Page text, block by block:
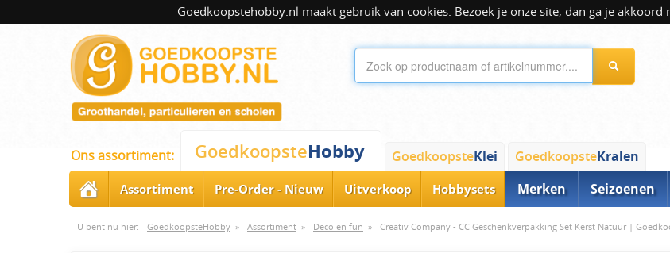
Goedkoopstehobby.nl maakt gebruik van cookies. Bezoek je onze site, dan ga je akkoord
Ons assortiment: GoedkoopsteHobby GoedkoopsteKlei GoedkoopsteKralen
Assortiment Pre-Order - Nieuw Uitverkoop Hobbysets Merken Seizoenen
U bent nu hier: GoedkoopsteHobby » Assortiment » Deco en fun » Creativ Company - CC Geschenkverpakking Set Kerst Natuur |